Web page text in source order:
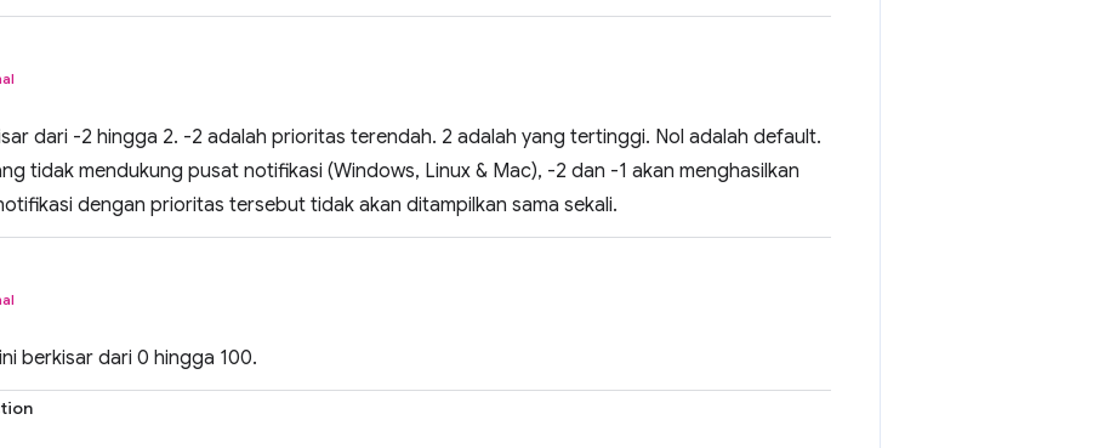
dari -2 hingga 2. -2 adalah prioritas terendah. 2 adalah yang tertinggi. Nol adalah default.
tidak mendukung pusat notifikasi (Windows, Linux & Mac), -2 dan -1 akan menghasilkan
dengan prioritas tersebut tidak akan ditampilkan sama sekali.
berkisar dari 0 hingga 100.